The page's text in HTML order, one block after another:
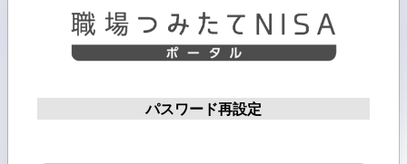
パスワード再設定